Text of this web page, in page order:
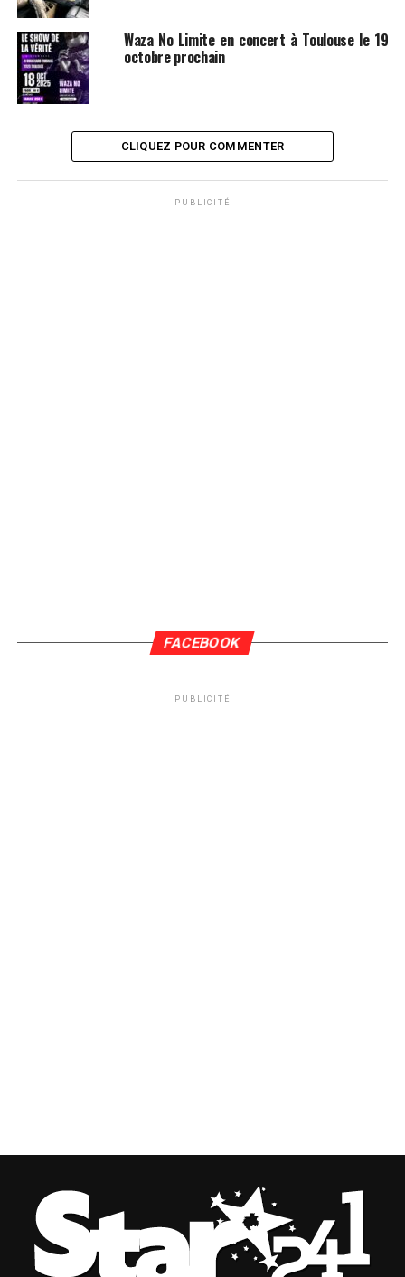
Waza No Limite en concert à Toulouse le 19
octobre prochain
CLIQUEZ POUR COMMENTER
PUBLICITÉ
FACEBOOK
PUBLICITÉ